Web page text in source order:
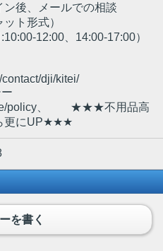
ン後、メールでの相談
ト形式）
12:00、14:00-17:00）
dji/kitei/
policy、 ★★★不用品高
更にUP★★★
を書く